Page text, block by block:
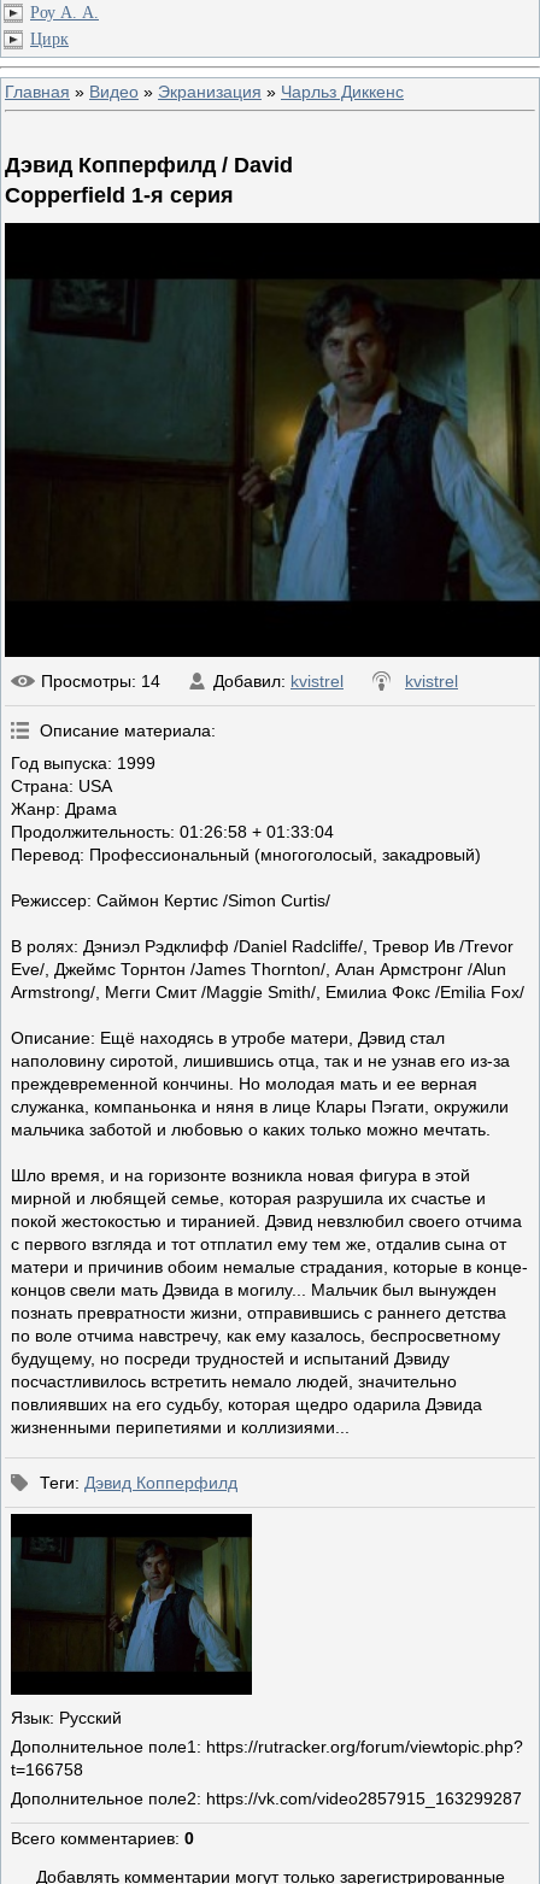
Роу А. А.
Цирк
Главная » Видео » Экранизация » Чарльз Диккенс
Дэвид Копперфилд / David
Copperfield 1-я серия
Просмотры: 14 Добавил: kvistrel kvistrel
Описание материала:
Год выпуска: 1999
Страна: USA
Жанр: Драма
Продолжительность: 01:26:58 + 01:33:04
Перевод: Профессиональный (многоголосый, закадровый)
Режиссер: Саймон Кертис /Simon Curtis/
В ролях: Дэниэл Рэдклифф /Daniel Radcliffe/, Тревор Ив /Trevor
Eve/, Джеймс Торнтон /James Thornton/, Алан Армстронг /Alun
Armstrong/, Мегги Смит /Maggie Smith/, Емилиа Фокс /Emilia Fox/
Описание: Ещё находясь в утробе матери, Дэвид стал
наполовину сиротой, лишившись отца, так и не узнав его из-за
преждевременной кончины. Но молодая мать и ее верная
служанка, компаньонка и няня в лице Клары Пэгати, окружили
мальчика заботой и любовью о каких только можно мечтать.
Шло время, и на горизонте возникла новая фигура в этой
мирной и любящей семье, которая разрушила их счастье и
покой жестокостью и тиранией. Дэвид невзлюбил своего отчима
с первого взгляда и тот отплатил ему тем же, отдалив сына от
матери и причинив обоим немалые страдания, которые в конце-
концов свели мать Дэвида в могилу... Мальчик был вынужден
познать превратности жизни, отправившись с раннего детства
по воле отчима навстречу, как ему казалось, беспросветному
будущему, но посреди трудностей и испытаний Дэвиду
посчастливилось встретить немало людей, значительно
повлиявших на его судьбу, которая щедро одарила Дэвида
жизненными перипетиями и коллизиями...
Теги: Дэвид Копперфилд
Язык: Русский
Дополнительное поле1: https://rutracker.org/forum/viewtopic.php?
t=166758
Дополнительное поле2: https://vk.com/video2857915_163299287
Всего комментариев: 0
Добавлять комментарии могут только зарегистрированные